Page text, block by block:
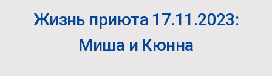
Жизнь приюта 17.11.2023:
Миша и Кюнна